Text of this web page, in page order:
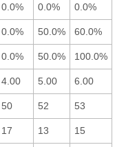
0.0% 0.0% 0.0%
0.0% 50.0% 60.0%
0.0% 50.0% 100.0%
4.00 5.00 6.00
50 52 53
17 13 15